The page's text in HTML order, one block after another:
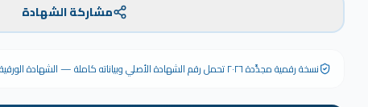
مشاركة الشهادة
نسخة رقمية مجدَّدة ٢٠٢٦ تحمل رقم الشهادة الأصلي وبياناته كاملة — الشهادة الورقية الأصلية تبقى سارية المفعول.